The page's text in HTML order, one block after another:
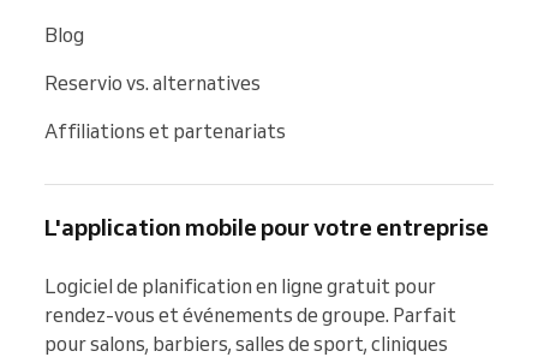
Blog
Reservio vs. alternatives
Affiliations et partenariats
L'application mobile pour votre entreprise
Logiciel de planification en ligne gratuit pour
rendez-vous et événements de groupe. Parfait
pour salons, barbiers, salles de sport, cliniques